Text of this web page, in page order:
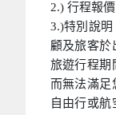
2.) 行程報
3.)特別說
顧及旅客於
旅遊行程期
而無法滿足
自由行或